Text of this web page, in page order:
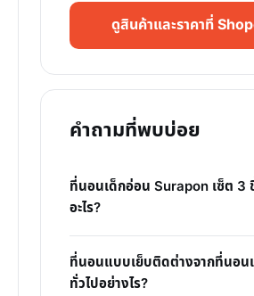
ดูสินค้าและราคาที่
คำถามที่พบบ่อย
ที่นอนเด็กอ่อน Surapon เซ็ต 3
อะไร?
ที่นอนแบบเย็บติดต่างจากที่นอน
ทั่วไปอย่างไร?